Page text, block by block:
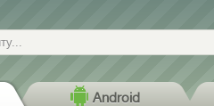
Android